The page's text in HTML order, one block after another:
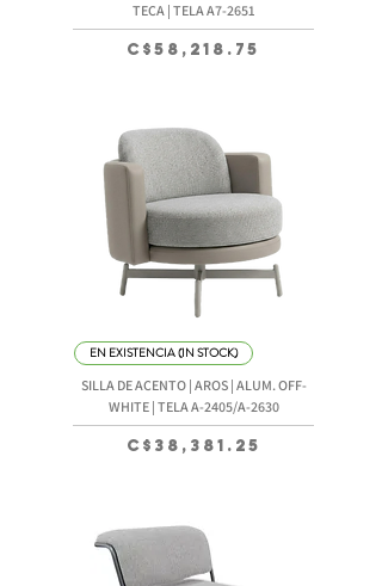
TECA | TELA A7-2651
Precio
C$58,218.75
EN EXISTENCIA (IN STOCK)
SILLA DE ACENTO | AROS | ALUM. OFF-
WHITE | TELA A-2405/A-2630
Precio
C$38,381.25